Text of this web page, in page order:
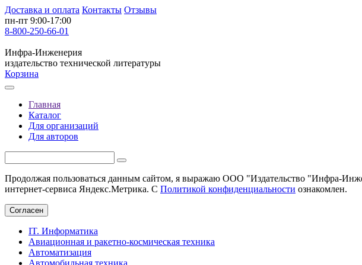
Доставка и оплата Контакты Отзывы
пн-пт 9:00-17:00
8-800-250-66-01
Инфра-Инженерия
издательство технической литературы
Корзина
Главная
Каталог
Для организаций
Для авторов
Продолжая пользоваться данным сайтом, я выражаю ООО "Издательство "Инфра-
интернет-сервиса Яндекс.Метрика. С Политикой конфиденциальности ознакомлен.
Согласен
IT. Информатика
Авиационная и ракетно-космическая техника
Автоматизация
Автомобильная техника